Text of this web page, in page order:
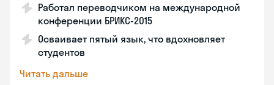
Работал переводчиком на международной
конференции БРИКС-2015
Осваивает пятый язык, что вдохновляет
студентов
Читать дальше